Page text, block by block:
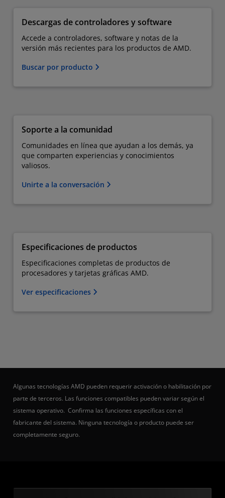
Descargas de controladores y software
Accede a controladores, software y notas de la
versión más recientes para los productos de AMD.
Buscar por producto
Soporte a la comunidad
Comunidades en línea que ayudan a los demás, ya
que comparten experiencias y conocimientos
valiosos.
Unirte a la conversación
Especificaciones de productos
Especificaciones completas de productos de
procesadores y tarjetas gráficas AMD.
Ver especificaciones
Algunas tecnologías AMD pueden requerir activación o habilitación por
parte de terceros. Las funciones compatibles pueden variar según el
sistema operativo. Confirma las funciones específicas con el
fabricante del sistema. Ninguna tecnología o producto puede ser
completamente seguro.